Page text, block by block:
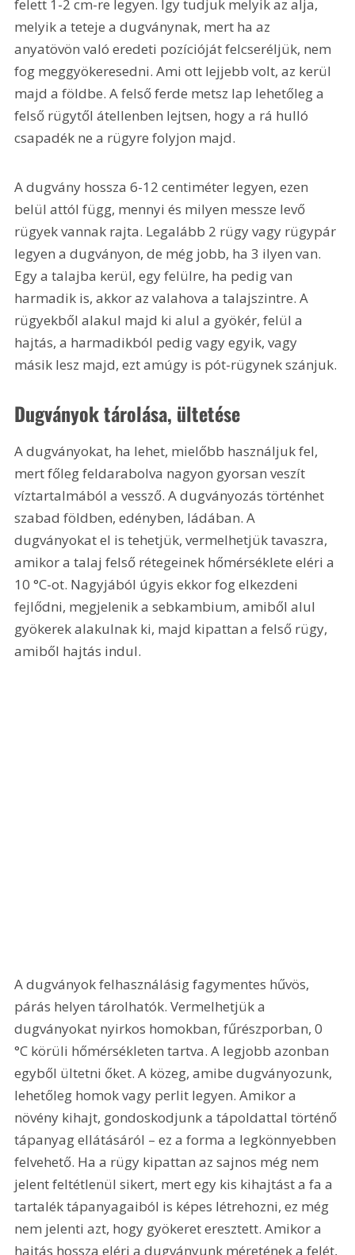
felett 1-2 cm-re legyen. Így tudjuk melyik az alja,
melyik a teteje a dugványnak, mert ha az
anyatövön való eredeti pozícióját felcseréljük, nem
fog meggyökeresedni. Ami ott lejjebb volt, az kerül
majd a földbe. A felső ferde metsz lap lehetőleg a
felső rügytől átellenben lejtsen, hogy a rá hulló
csapadék ne a rügyre folyjon majd.
A dugvány hossza 6-12 centiméter legyen, ezen
belül attól függ, mennyi és milyen messze levő
rügyek vannak rajta. Legalább 2 rügy vagy rügypár
legyen a dugványon, de még jobb, ha 3 ilyen van.
Egy a talajba kerül, egy felülre, ha pedig van
harmadik is, akkor az valahova a talajszintre. A
rügyekből alakul majd ki alul a gyökér, felül a
hajtás, a harmadikból pedig vagy egyik, vagy
másik lesz majd, ezt amúgy is pót-rügynek szánjuk.
Dugványok tárolása, ültetése
A dugványokat, ha lehet, mielőbb használjuk fel,
mert főleg feldarabolva nagyon gyorsan veszít
víztartalmából a vessző. A dugványozás történhet
szabad földben, edényben, ládában. A
dugványokat el is tehetjük, vermelhetjük tavaszra,
amikor a talaj felső rétegeinek hőmérséklete eléri a
10 °C-ot. Nagyjából úgyis ekkor fog elkezdeni
fejlődni, megjelenik a sebkambium, amiből alul
gyökerek alakulnak ki, majd kipattan a felső rügy,
amiből hajtás indul.
A dugványok felhasználásig fagymentes hűvös,
párás helyen tárolhatók. Vermelhetjük a
dugványokat nyirkos homokban, fűrészporban, 0
°C körüli hőmérsékleten tartva. A legjobb azonban
egyből ültetni őket. A közeg, amibe dugványozunk,
lehetőleg homok vagy perlit legyen. Amikor a
növény kihajt, gondoskodjunk a tápoldattal történő
tápanyag ellátásáról – ez a forma a legkönnyebben
felvehető. Ha a rügy kipattan az sajnos még nem
jelent feltétlenül sikert, mert egy kis kihajtást a fa a
tartalék tápanyagaiból is képes létrehozni, ez még
nem jelenti azt, hogy gyökeret eresztett. Amikor a
hajtás hossza eléri a dugványunk méretének a felét,